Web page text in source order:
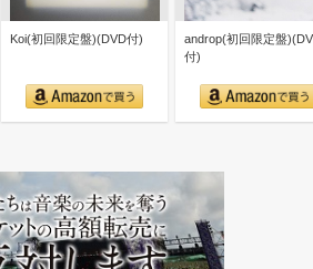
Koi(初回限定盤)(DVD付)
androp(初回限定盤
付)